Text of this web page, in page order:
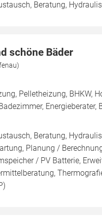
Beratung,
schöne Bäder
Pelletheizung, BHKW,
Beratung,
Planung /
/ PV Batterie,